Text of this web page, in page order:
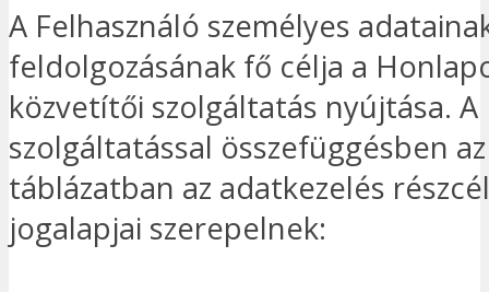
A Felhasználó személyes
feldolgozásának fő célja a
közvetítői szolgáltatás nyújtása. A
szolgáltatással összefüggésben
táblázatban az adatkezelés
jogalapjai szerepelnek: